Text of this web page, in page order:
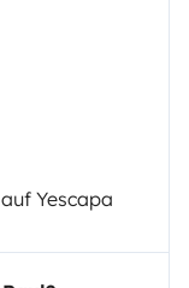
Yescapa